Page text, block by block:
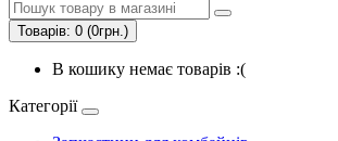
Товарів: 0 (0грн.)
В кошику немає товарів :(
Категорії